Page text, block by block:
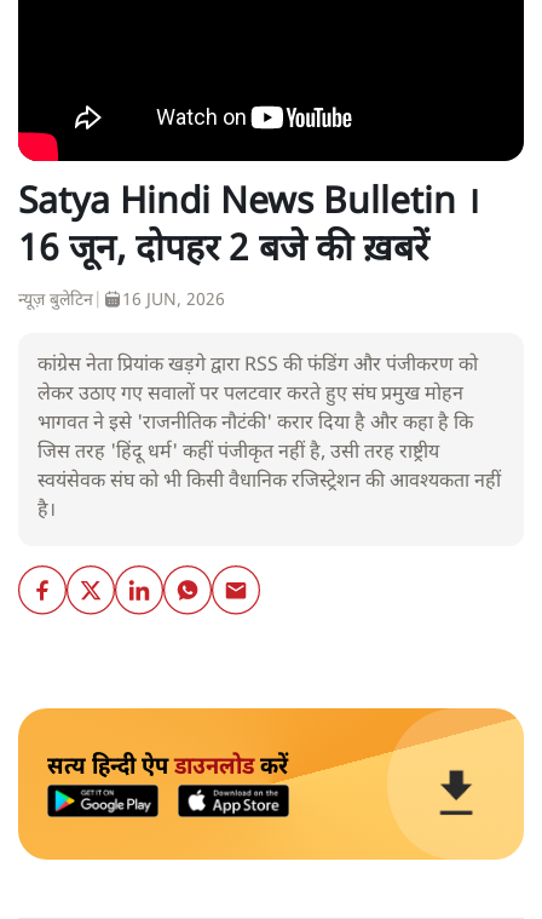
Satya Hindi News Bulletin ।
16 जून, दोपहर 2 बजे की ख़बरें
न्यूज़ बुलेटिन 16 JUN, 2026
कांग्रेस नेता प्रियांक खड़गे द्वारा RSS की फंडिंग और पंजीकरण को
लेकर उठाए गए सवालों पर पलटवार करते हुए संघ प्रमुख मोहन
भागवत ने इसे 'राजनीतिक नौटंकी' करार दिया है और कहा है कि
जिस तरह 'हिंदू धर्म' कहीं पंजीकृत नहीं है, उसी तरह राष्ट्रीय
स्वयंसेवक संघ को भी किसी वैधानिक रजिस्ट्रेशन की आवश्यकता नहीं
है।
सत्य हिन्दी ऐपडाउनलोडकरें